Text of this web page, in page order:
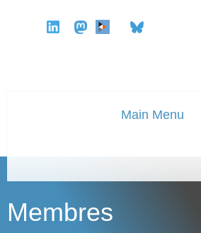
Membres